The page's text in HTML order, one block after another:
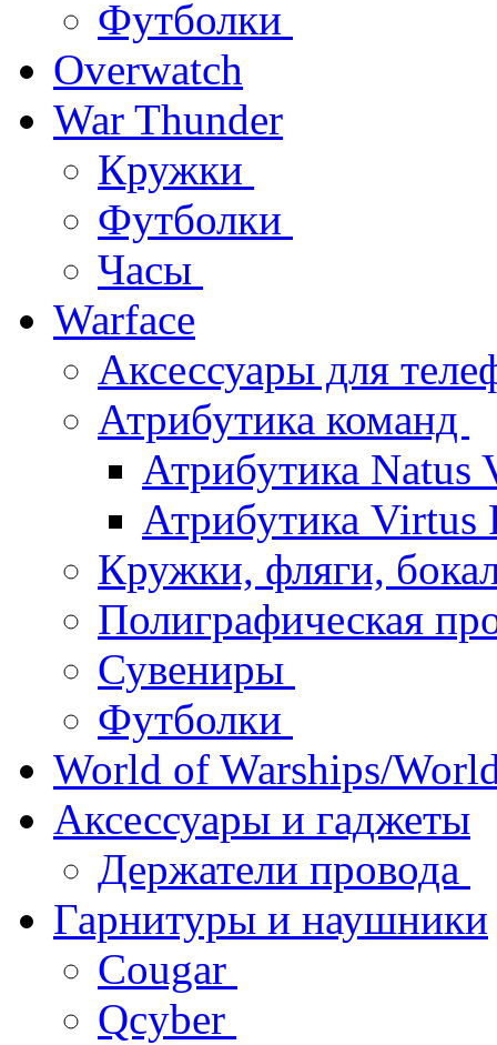
Футболки
Overwatch
War Thunder
Кружки
Футболки
Часы
Warface
Аксессуары для
Атрибутика команд
Атрибутика Natus
Атрибутика Virtus
Кружки, фляги,
Полиграфическая
Сувениры
Футболки
World of Warships/
Аксессуары и гаджеты
Держатели провода
Гарнитуры и наушники
Cougar
Qcyber